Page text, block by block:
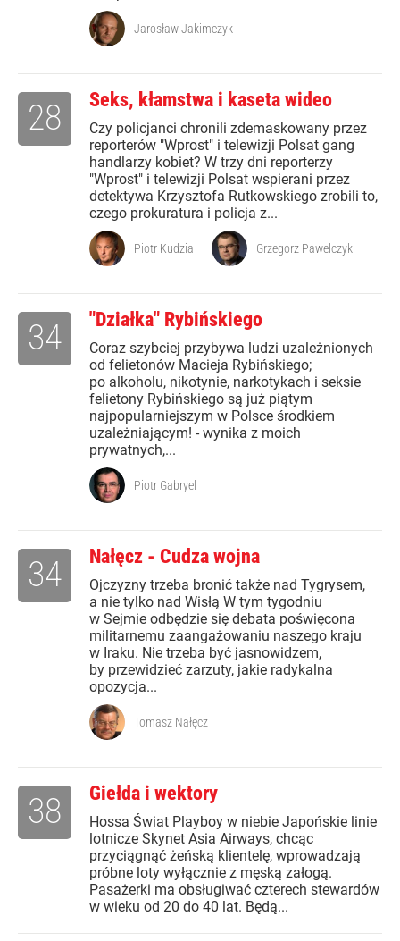
Jarosław Jakimczyk
Seks, kłamstwa i kaseta wideo
Czy policjanci chronili zdemaskowany przez
reporterów "Wprost" i telewizji Polsat gang
handlarzy kobiet? W trzy dni reporterzy
"Wprost" i telewizji Polsat wspierani przez
detektywa Krzysztofa Rutkowskiego zrobili to,
czego prokuratura i policja z...
28
Piotr Kudzia Grzegorz Pawelczyk
"Działka" Rybińskiego
Coraz szybciej przybywa ludzi uzależnionych
od felietonów Macieja Rybińskiego;
po alkoholu, nikotynie, narkotykach i seksie
felietony Rybińskiego są już piątym
najpopularniejszym w Polsce środkiem
uzależniającym! - wynika z moich
prywatnych,...
34
Piotr Gabryel
Nałęcz - Cudza wojna
Ojczyzny trzeba bronić także nad Tygrysem,
a nie tylko nad Wisłą W tym tygodniu
w Sejmie odbędzie się debata poświęcona
militarnemu zaangażowaniu naszego kraju
w Iraku. Nie trzeba być jasnowidzem,
by przewidzieć zarzuty, jakie radykalna
opozycja...
34
Tomasz Nałęcz
Giełda i wektory
Hossa Świat Playboy w niebie Japońskie linie
lotnicze Skynet Asia Airways, chcąc
przyciągnąć żeńską klientelę, wprowadzają
próbne loty wyłącznie z męską załogą.
Pasażerki ma obsługiwać czterech stewardów
w wieku od 20 do 40 lat. Będą...
38